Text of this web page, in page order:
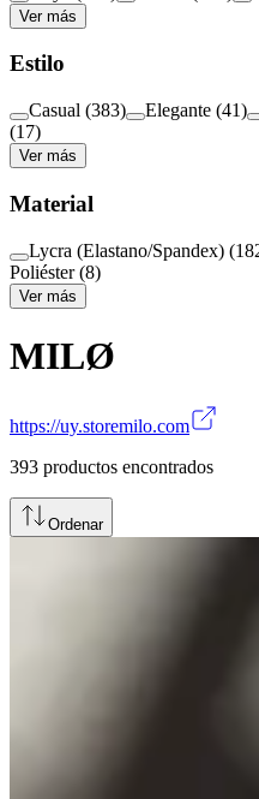
Ver más
Estilo
Casual (383) Elegante (41)
(17)
Ver más
Material
Lycra (Elastano/Spandex) (
Poliéster (8)
Ver más
MILØ
https://uy.storemilo.com
393 productos encontrados
Ordenar